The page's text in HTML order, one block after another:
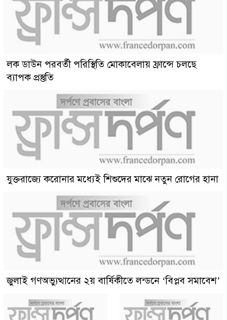
লক ডাউন পরবর্তী পরিস্থিতি মোকাবেলায় ফ্রান্সে চলছে
ব্যাপক প্রস্তুতি
যুক্তরাজ্যে করোনার মধ্যেই শিশুদের মাঝে নতুন রোগের হানা
জুলাই গণঅভ্যুত্থানের ২য় বার্ষিকীতে লন্ডনে ‘বিপ্লব সমাবেশ’